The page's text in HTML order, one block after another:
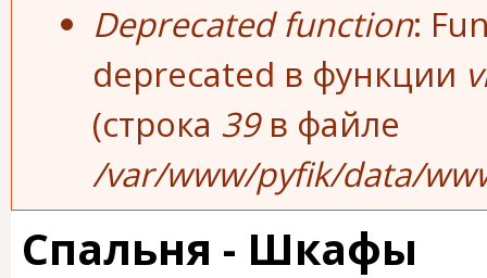
Deprecated function:
deprecated в функции
(строка 39в файле
/var/www/pyfik/data/
Спальня - Шкафы